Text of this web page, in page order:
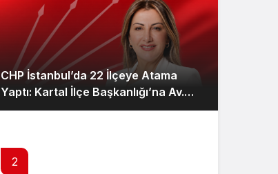
Gündüz Modu
Gündüz modunu seçin.
Gece Modu
CHP İstanbul’da 22 İlçeye Atama
Yaptı: Kartal İlçe Başkanlığı’na Av.
Neşe Büklü Getirildi
2